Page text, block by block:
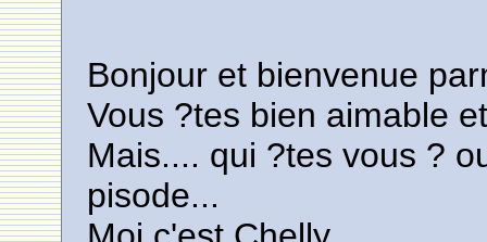
Bonjour et bienvenue
Vous ?tes bien aimable
Mais.... qui ?tes vous ?
pisode...